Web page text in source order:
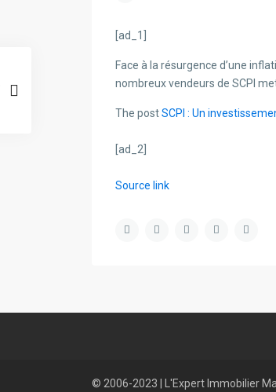
[ad_1]
Face à la résurgence d’une
nombreux vendeurs de SCPI
The postSCPI : Un
[ad_2]
Source link
© 2006-2023 | L'Expert Immobilier